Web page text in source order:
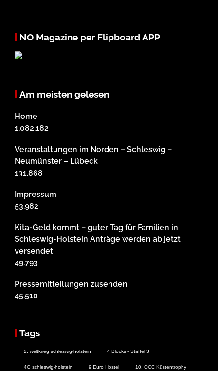
NO Magazine per Flipboard APP
Am meisten gelesen
Home
1.082.182
Veranstaltungen im Norden – Schleswig –
Neumünster – Lübeck
131.868
Impressum
53.982
Kita-Geld kommt – guter Tag für Familien in
Schleswig-Holstein Anträge werden ab jetzt
versendet
49.793
Pressemitteilungen zusenden
45.510
Tags
2. weltkrieg schleswig-holstein 4 Blocks - Staffel 3
4G schleswig-holstein 9 Euro Hostel 10. OCC Küstentrophy